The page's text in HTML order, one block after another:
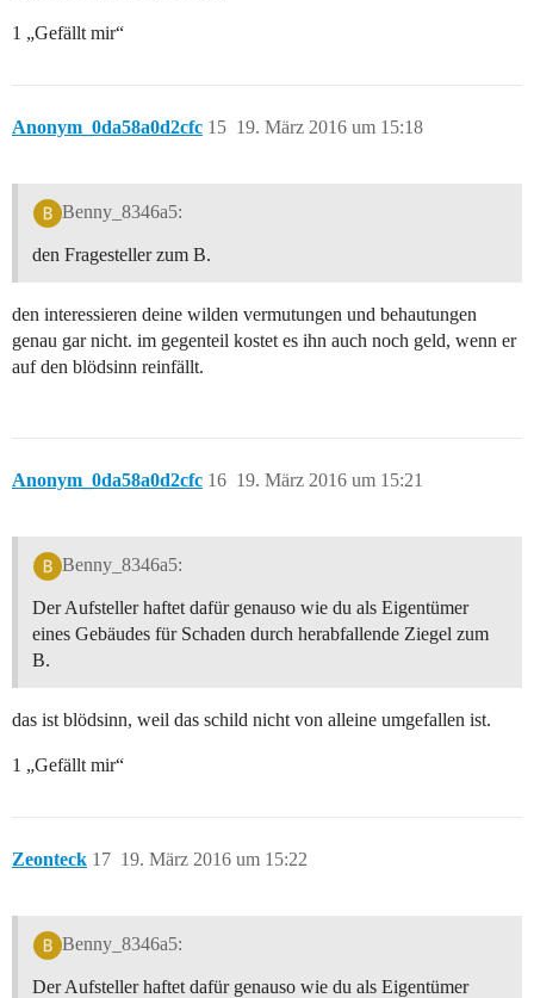
1 „Gefällt mir“
Anonym_0da58a0d2cfc 19. März 2016 um 15:18
15
Benny_8346a5:
den Fragesteller zum B.
den interessieren deine wilden vermutungen und behautungen
genau gar nicht. im gegenteil kostet es ihn auch noch geld, wenn er
auf den blödsinn reinfällt.
Anonym_0da58a0d2cfc 19. März 2016 um 15:21
16
Benny_8346a5:
Der Aufsteller haftet dafür genauso wie du als Eigentümer
eines Gebäudes für Schaden durch herabfallende Ziegel zum
B.
das ist blödsinn, weil das schild nicht von alleine umgefallen ist.
1 „Gefällt mir“
Zeonteck 19. März 2016 um 15:22
17
Benny_8346a5:
Der Aufsteller haftet dafür genauso wie du als Eigentümer